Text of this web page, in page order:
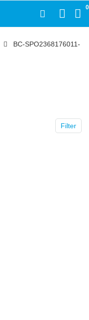
0
‎BC-SPO2368176011-
Filter